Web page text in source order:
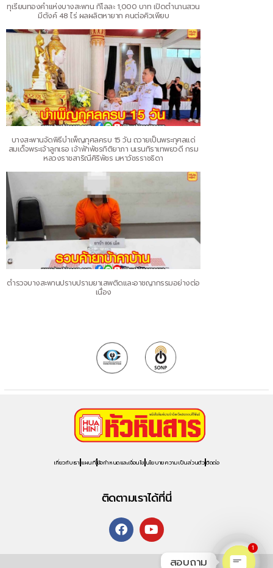
ทุเรียนทองคำแห่งบางสะพาน กิโลละ 1,000 บาท เปิดตำนานสวน
มีตังค์ 48 ไร่ ผลผลิตหายาก คนต่อคิวเพียบ
บางสะพานจัดพิธีบำเพ็ญกุศลครบ 15 วัน ถวายเป็นพระกุศลแด่
สมเด็จพระเจ้าลูกเธอ เจ้าฟ้าพัชรกิติยาภา นเรนทิราเทพยวดี กรม
หลวงราชสาริณีศิริพัชร มหาวัชรราชธิดา
ตำรวจบางสะพานปราบปรามยาเสพติดและอาชญากรรมอย่างต่อ
เนื่อง
เกี่ยวกับเรา แผนที่ข้อกำหนดและเงื่อนไข นโยบายความเป็นส่วนตัวติดต่อ
ติดตามเราได้ที่นี่
สอบถาม
1